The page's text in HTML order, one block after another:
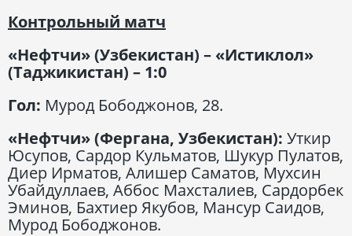
Контрольный матч
«Нефтчи» (Узбекистан) – «Истиклол»
(Таджикистан) – 1:0
Гол: Мурод Бободжонов, 28.
«Нефтчи» (Фергана, Узбекистан): Уткир
Юсупов, Сардор Кульматов, Шукур Пулатов,
Диер Ирматов, Алишер Саматов, Мухсин
Убайдуллаев, Аббос Махсталиев, Сардорбек
Эминов, Бахтиер Якубов, Мансур Саидов,
Мурод Бободжонов.